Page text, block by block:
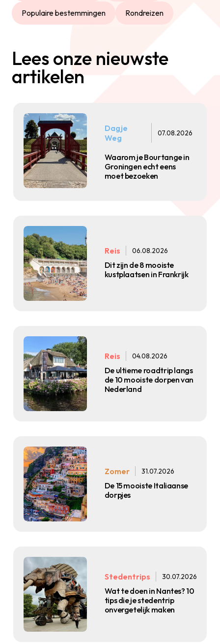
Populaire bestemmingen Rondreizen
Lees onze nieuwste
artikelen
Waarom je Bourtange in
Groningen echt eens
moet bezoeken
Dagje
Weg
07.08.2026
Reis 06.08.2026
Dit zijn de 8 mooiste
kustplaatsen in Frankrijk
Reis 04.08.2026
De ultieme roadtrip langs
de 10 mooiste dorpen van
Nederland
Zomer 31.07.2026
De 15 mooiste Italiaanse
dorpjes
Stedentrips 30.07.2026
Wat te doen in Nantes? 10
tips die je stedentrip
onvergetelijk maken